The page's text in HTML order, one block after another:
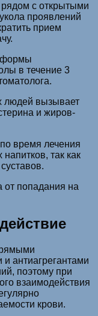
рядом с открытыми
проявлений
прием
формы
в течение 3
людей вызывает
и жиров-
время лечения
так как
от попадания на
антиагрегантами
поэтому при
взаимодействия
крови.